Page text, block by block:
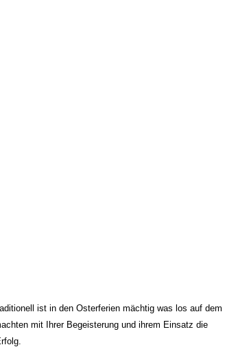
ist in den Osterferien mächtig was los auf dem
mit Ihrer Begeisterung und ihrem Einsatz die